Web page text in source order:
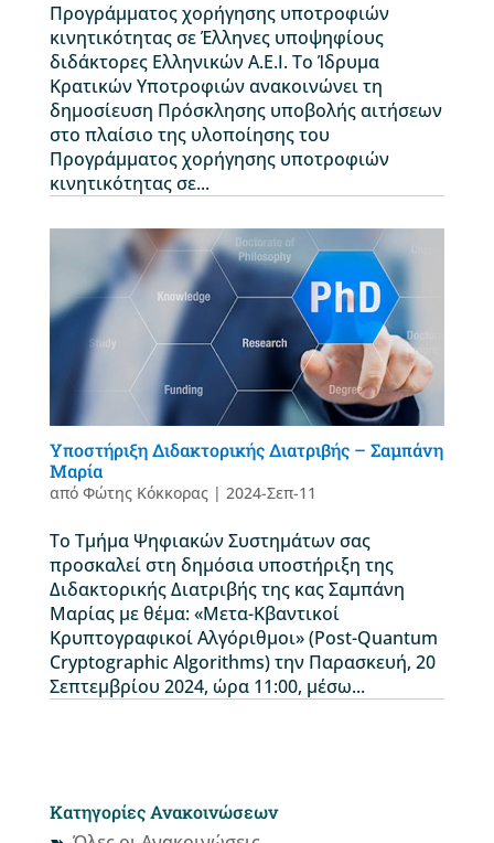
Προγράμματος χορήγησης υποτροφιών
κινητικότητας σε Έλληνες υποψηφίους
διδάκτορες Ελληνικών Α.Ε.Ι. Το Ίδρυμα
Κρατικών Υποτροφιών ανακοινώνει τη
δημοσίευση Πρόσκλησης υποβολής αιτήσεων
στο πλαίσιο της υλοποίησης του
Προγράμματος χορήγησης υποτροφιών
κινητικότητας σε...
Υποστήριξη Διδακτορικής Διατριβής – Σαμπάνη
Μαρία
από Φώτης Κόκκορας| 2024-Σεπ-11
Το Τμήμα Ψηφιακών Συστημάτων σας
προσκαλεί στη δημόσια υποστήριξη της
Διδακτορικής Διατριβής της κας Σαμπάνη
Μαρίας με θέμα: «Μετα-Κβαντικοί
Κρυπτογραφικοί Αλγόριθμοι» (Post-Quantum
Cryptographic Algorithms) την Παρασκευή, 20
Σεπτεμβρίου 2024, ώρα 11:00, μέσω...
Κατηγορίες Ανακοινώσεων